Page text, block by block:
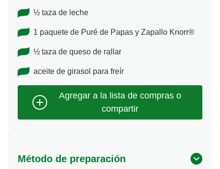
½ taza de leche
1 paquete de Puré de Papas y Zapallo Knorr®
½ taza de queso de rallar
aceite de girasol para freír
Método de preparación